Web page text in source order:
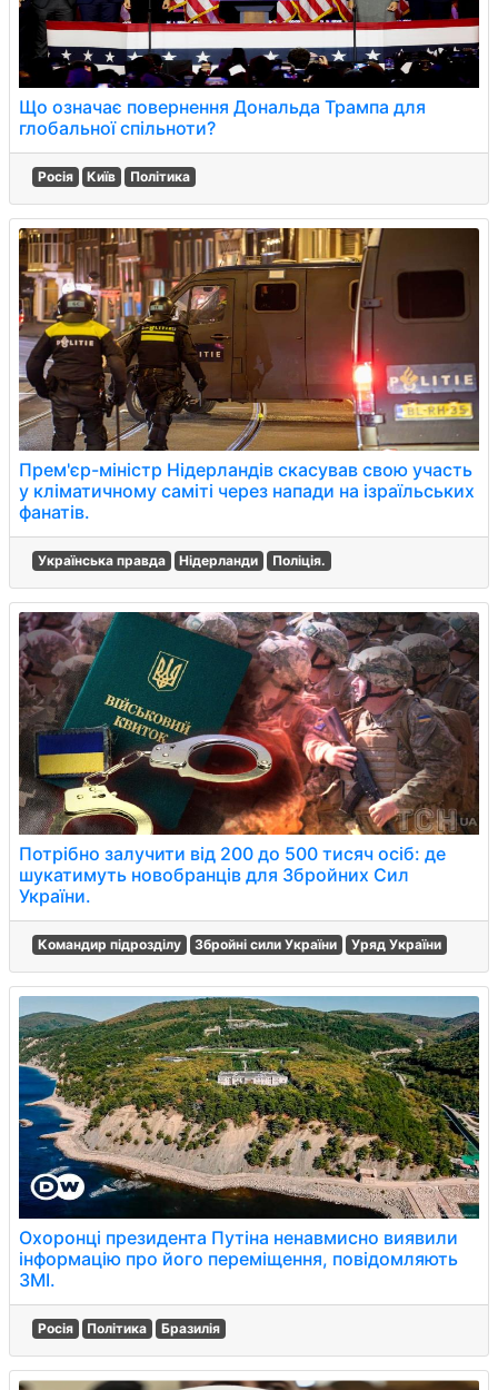
Що означає повернення Дональда Трампа для
глобальної спільноти?
Росія Київ Політика
Прем'єр-міністр Нідерландів скасував свою участь
у кліматичному саміті через напади на ізраїльських
фанатів.
Українська правда Нідерланди Поліція.
Потрібно залучити від 200 до 500 тисяч осіб: де
шукатимуть новобранців для Збройних Сил
України.
Командир підрозділу Збройні сили України Уряд України
Охоронці президента Путіна ненавмисно виявили
інформацію про його переміщення, повідомляють
ЗМІ.
Росія Політика Бразилія